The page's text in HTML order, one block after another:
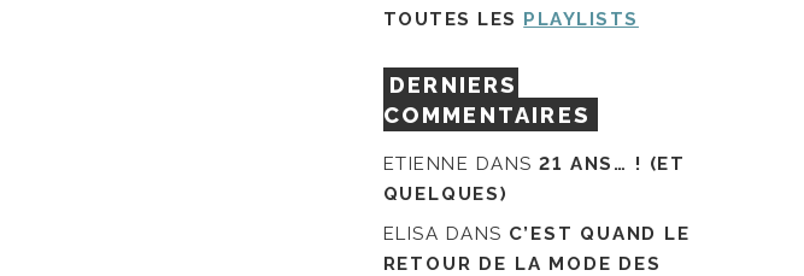
TOUTES LES PLAYLISTS
DERNIERS
COMMENTAIRES
ETIENNE DANS21 ANS… ! (ET
QUELQUES)
ELISA DANS C’EST QUAND LE
RETOUR DE LA MODE DES